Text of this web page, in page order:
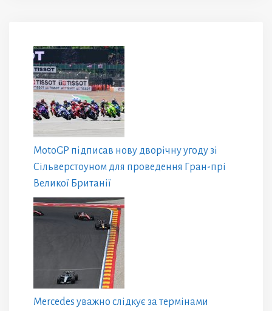
MotoGP підписав нову дворічну угоду зі
Сільверстоуном для проведення Гран-прі
Великої Британії
Mercedes уважно слідкує за термінами